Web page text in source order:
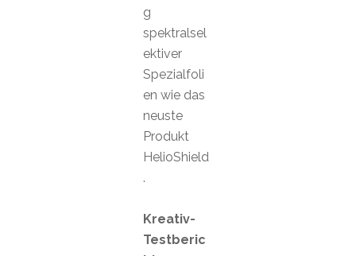
g
spektralsel
ektiver
Spezialfoli
en wie das
neuste
Produkt
HelioShield
.
Kreativ-
Testberic